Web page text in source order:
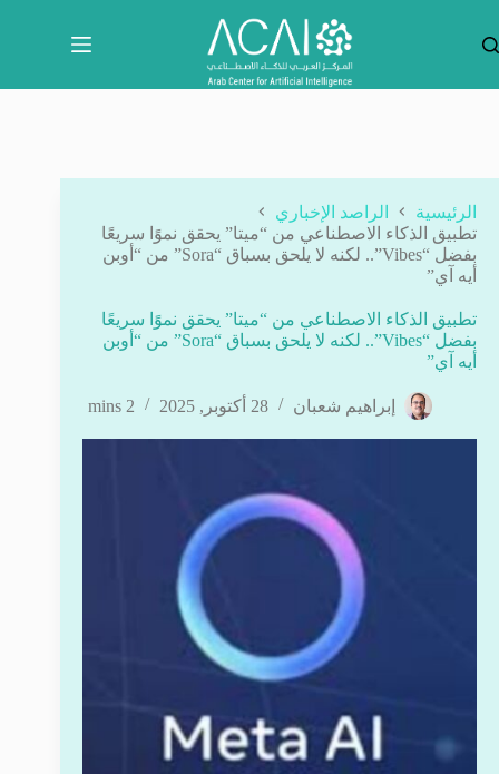
المحتوى
الرئيسية
الراصد الإخباري
تطبيق الذكاء الاصطناعي من “ميتا” يحقق نموًا سريعًا
بفضل “Vibes”.. لكنه لا يلحق بسباق “Sora” من “أوبن
أيه آي”
تطبيق الذكاء الاصطناعي من “ميتا” يحقق نموًا سريعًا
بفضل “Vibes”.. لكنه لا يلحق بسباق “Sora” من “أوبن
أيه آي”
إبراهيم شعبان 28 أكتوبر, 2025 2 mins